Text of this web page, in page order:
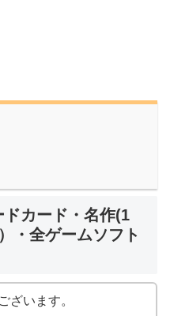
カード・名作(1
・全ゲームソフト
ざいます。